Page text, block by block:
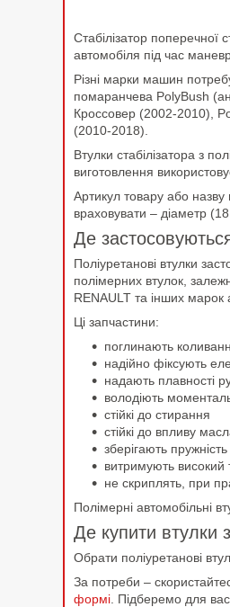
Стабілізатор поперечної
автомобіля під час
Різні марки машин
помаранчева PolyBush
Кроссовер (2002-2010),
(2010-2018).
Втулки стабілізатора з
виготовлення
Артикул товару або
враховувати – діаметр
Де
Поліуретанові втулки
полімерних втулок,
RENAULT та інших марок
Ці запчастини:
поглинають
надійно фіксують
надають плавності
володіють
стійкі до стирання
стійкі до впливу
зберігають
витримують
не скриплять, при
Полімерні автомобільні
Де купити втулки
Обрати поліуретанові
За потреби –
формі. Підберемо для